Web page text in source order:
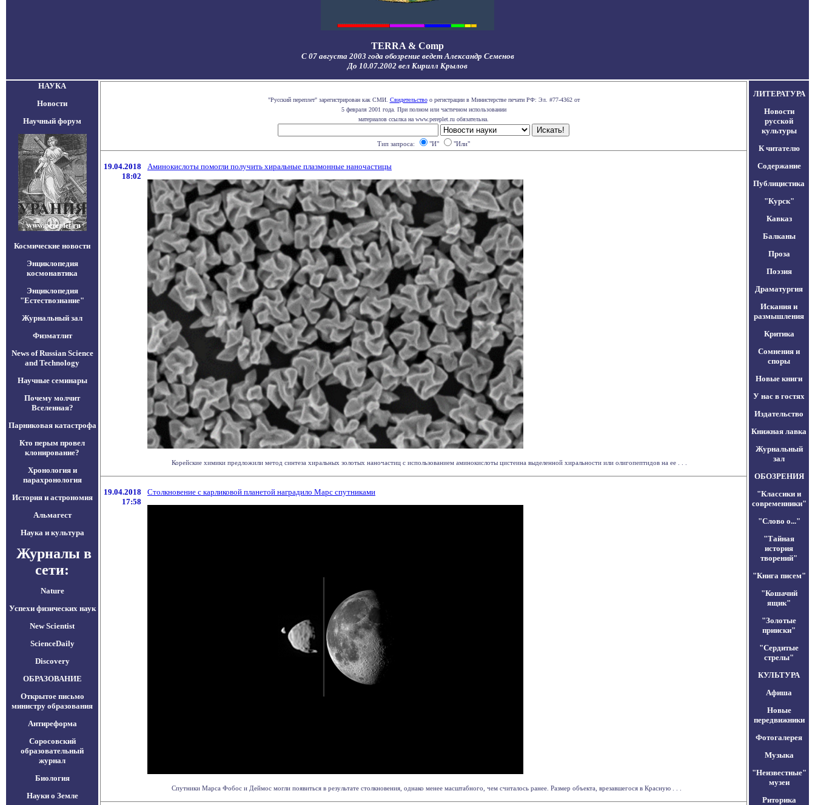
TERRA & Comp
С 07 августа 2003 года обозрение ведет Александр Семенов
До 10.07.2002 вел Кирилл Крылов
НАУКА
Новости
Научный форум
Космические новости
Энциклопедия
космонавтика
Энциклопедия
"Естествознание"
Журнальный зал
Физматлит
News of Russian Science
and Technology
Научные семинары
Почему молчит
Вселенная?
Парниковая катастрофа
Кто перым провел
клонирование?
Хронология и
парахронология
История и астрономия
Альмагест
Наука и культура
Журналы в
сети:
Nature
Успехи физических наук
New Scientist
ScienceDaily
Discovery
ОБРАЗОВАНИЕ
Открытое письмо
министру образования
Антиреформа
Соросовский
образовательный
журнал
Биология
Науки о Земле
"Русский переплет" зарегистрирован как СМИ. Свидетельствоо регистрации в Министерстве печати РФ: Эл. #77-4362 от
5 февраля 2001 года. При полном или частичном использовании
материалов ссылка на www.pereplet.ru обязательна.
Тип запроса: "И" "Или"
19.04.2018
18:02
Аминокислоты помогли получить хиральные плазмонные наночастицы
Корейские химики предложили метод синтеза хиральных золотых наночастиц с использованием аминокислоты цистеина выделенной хиральности или олигопептидов на ее . . .
19.04.2018
17:58
Столкновение с карликовой планетой наградило Марс спутниками
Спутники Марса Фобос и Деймос могли появиться в результате столкновения, однако менее масштабного, чем считалось ранее. Размер объекта, врезавшегося в Красную . . .
ЛИТЕРАТУРА
Новости
русской
культуры
К читателю
Содержание
Публицистика
"Курск"
Кавказ
Балканы
Проза
Поэзия
Драматургия
Искания и
размышления
Критика
Сомнения и
споры
Новые книги
У нас в гостях
Издательство
Книжная лавка
Журнальный
зал
ОБОЗРЕНИЯ
"Классики и
современники"
"Слово о..."
"Тайная
история
творений"
"Книга писем"
"Кошачий
ящик"
"Золотые
прииски"
"Сердитые
стрелы"
КУЛЬТУРА
Афиша
Новые
передвижники
Фотогалерея
Музыка
"Неизвестные"
музеи
Риторика